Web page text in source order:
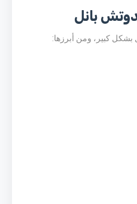
بانل
بشكل كبير، ومن أبرزها: